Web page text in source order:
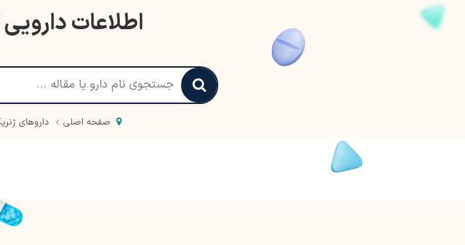
اطلاعات دارویی
صفحه اصلی داروهای